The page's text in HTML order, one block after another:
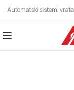
Automatski sistemi vrata